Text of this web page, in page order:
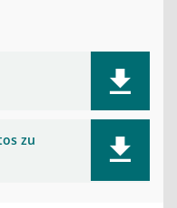
zu